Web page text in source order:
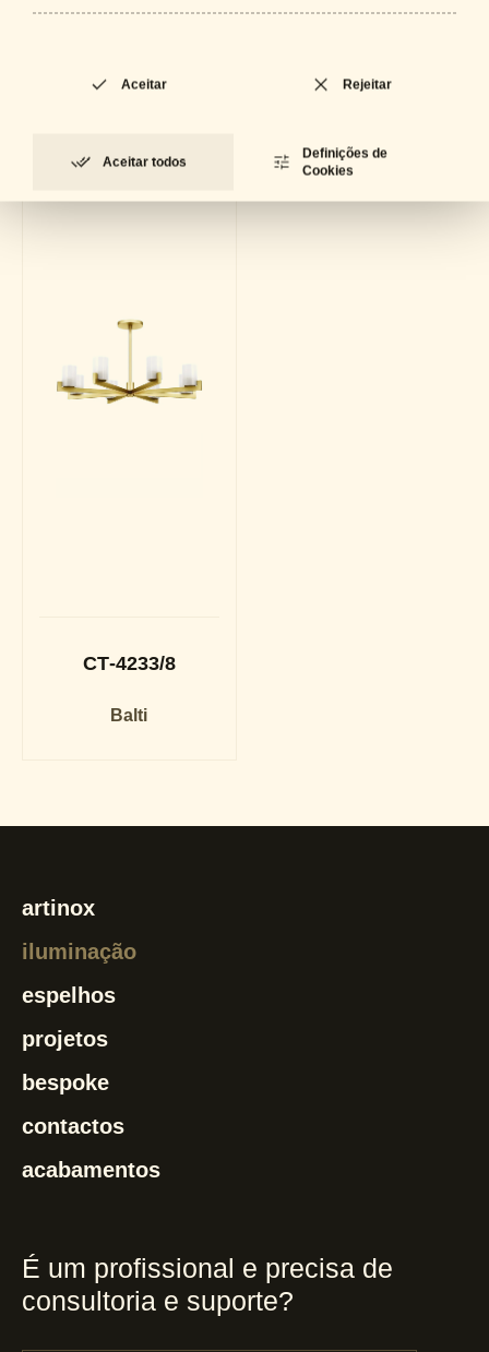
LOCKED Ficha Técnica
CT-4233/8
Balti
artinox
iluminação
espelhos
projetos
bespoke
contactos
acabamentos
É um profissional e precisa de
consultoria e suporte?
Aceitar Rejeitar
Aceitar todos
Definições de
Cookies